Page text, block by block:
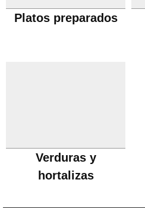
Platos preparados
Verduras y
hortalizas